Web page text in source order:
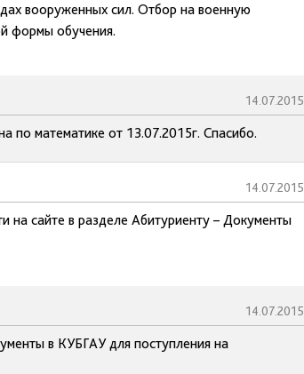
вооруженных сил. Отбор на военную
формы обучения.
14.07.2015
по математике от 13.07.2015г. Спасибо.
14.07.2015
на сайте в разделе Абитуриенту – Документы
14.07.2015
в КУБГАУ для поступления на